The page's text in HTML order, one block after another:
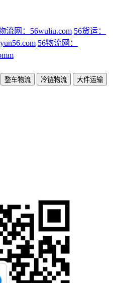
流网：56wuliu.com 56货运：
56物流网：
整车物流 冷链物流
大件运输